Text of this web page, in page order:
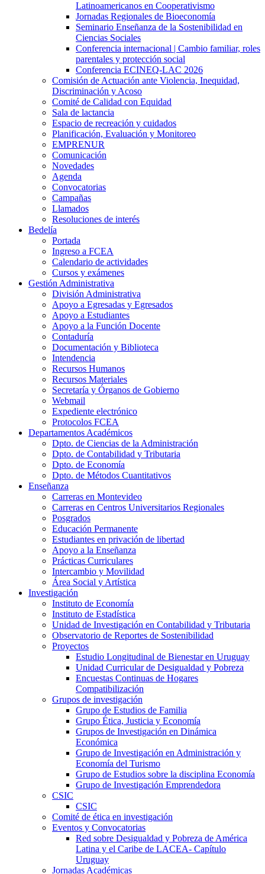
Latinoamericanos en Cooperativismo
Jornadas Regionales de Bioeconomía
Seminario Enseñanza de la Sostenibilidad en
Ciencias Sociales
Conferencia internacional | Cambio familiar, roles
parentales y protección social
Conferencia ECINEQ-LAC 2026
Comisión de Actuación ante Violencia, Inequidad,
Discriminación y Acoso
Comité de Calidad con Equidad
Sala de lactancia
Espacio de recreación y cuidados
Planificación, Evaluación y Monitoreo
EMPRENUR
Comunicación
Novedades
Agenda
Convocatorias
Campañas
Llamados
Resoluciones de interés
Bedelía
Portada
Ingreso a FCEA
Calendario de actividades
Cursos y exámenes
Gestión Administrativa
División Administrativa
Apoyo a Egresadas y Egresados
Apoyo a Estudiantes
Apoyo a la Función Docente
Contaduría
Documentación y Biblioteca
Intendencia
Recursos Humanos
Recursos Materiales
Secretaría y Órganos de Gobierno
Webmail
Expediente electrónico
Protocolos FCEA
Departamentos Académicos
Dpto. de Ciencias de la Administración
Dpto. de Contabilidad y Tributaria
Dpto. de Economía
Dpto. de Métodos Cuantitativos
Enseñanza
Carreras en Montevideo
Carreras en Centros Universitarios Regionales
Posgrados
Educación Permanente
Estudiantes en privación de libertad
Apoyo a la Enseñanza
Prácticas Curriculares
Intercambio y Movilidad
Área Social y Artística
Investigación
Instituto de Economía
Instituto de Estadística
Unidad de Investigación en Contabilidad y Tributaria
Observatorio de Reportes de Sostenibilidad
Proyectos
Estudio Longitudinal de Bienestar en Uruguay
Unidad Curricular de Desigualdad y Pobreza
Encuestas Continuas de Hogares
Compatibilización
Grupos de investigación
Grupo de Estudios de Familia
Grupo Ética, Justicia y Economía
Grupos de Investigación en Dinámica
Económica
Grupo de Investigación en Administración y
Economía del Turismo
Grupo de Estudios sobre la disciplina Economía
Grupo de Investigación Emprendedora
CSIC
CSIC
Comité de ética en investigación
Eventos y Convocatorias
Red sobre Desigualdad y Pobreza de América
Latina y el Caribe de LACEA- Capítulo
Uruguay
Jornadas Académicas